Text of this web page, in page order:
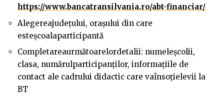
https://www.bancatransilvania.ro/abt-financiar/
Alegereajudețului, oraşului din care
esteşcoalaparticipantă
Completareaurmătoarelordetalii: numeleşcolii,
clasa, numărulparticipanților, informațiile de
contact ale cadrului didactic care vaînsoțielevii la
BT